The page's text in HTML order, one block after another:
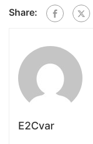
Share:
E2Cvar